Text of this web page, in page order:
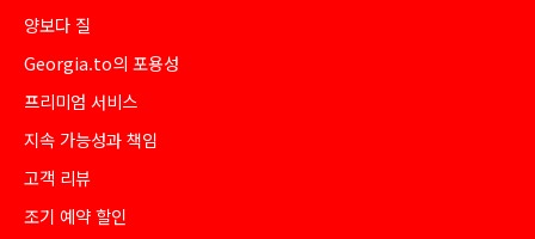
양보다 질
Georgia.to의 포용성
프리미엄 서비스
지속 가능성과 책임
고객 리뷰
조기 예약 할인